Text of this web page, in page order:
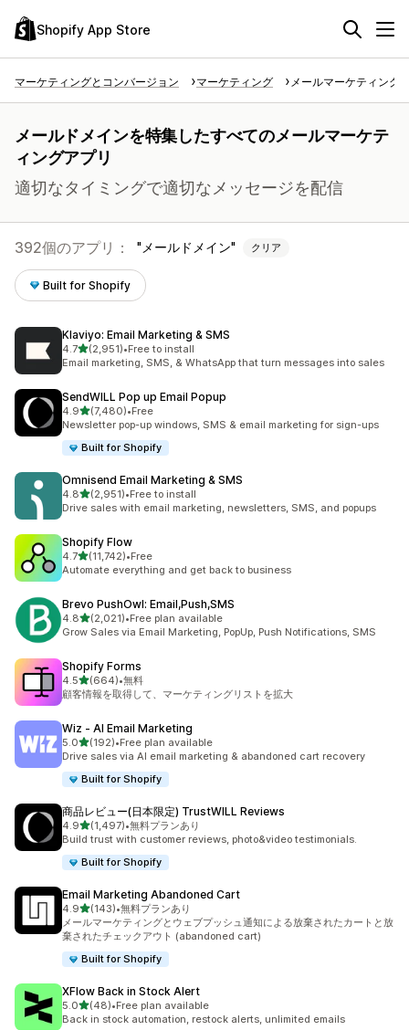
Shopify App Store
マーケティングとコンバージョン マーケティング メールマーケティング
メールドメインを特集したすべてのメールマーケテ
ィングアプリ
適切なタイミングで適切なメッセージを配信
392個のアプリ： メールドメイン クリア
Built for Shopify
Klaviyo: Email Marketing & SMS
4.75つ星中
(2,951)
合計レビュー数：2951件
•Free to install
Email marketing, SMS, & WhatsApp that turn messages into sales
SendWILL Pop up Email Popup
4.95つ星中
(7,480)
合計レビュー数：7480件
•Free
Newsletter pop-up windows, SMS & email marketing for sign-ups
Built for Shopify
Omnisend Email Marketing & SMS
4.85つ星中
(2,951)
合計レビュー数：2951件
•Free to install
Drive sales with email marketing, newsletters, SMS, and popups
Shopify Flow
4.75つ星中
(11,742)
合計レビュー数：11742件
•Free
Automate everything and get back to business
Brevo PushOwl: Email,Push,SMS
4.85つ星中
(2,021)
合計レビュー数：2021件
•Free plan available
Grow Sales via Email Marketing, PopUp, Push Notifications, SMS
Shopify Forms
4.55つ星中
(664)
合計レビュー数：664件
•無料
顧客情報を取得して、マーケティングリストを拡大
Wiz ‑ AI Email Marketing
5.05つ星中
(192)
合計レビュー数：192件
•Free plan available
Drive sales via AI email marketing & abandoned cart recovery
Built for Shopify
商品レビュー(日本限定) TrustWILL Reviews
4.95つ星中
(1,497)
合計レビュー数：1497件
•無料プランあり
Build trust with customer reviews, photo&video testimonials.
Built for Shopify
Email Marketing Abandoned Cart
4.95つ星中
(143)
合計レビュー数：143件
•無料プランあり
メールマーケティングとウェブプッシュ通知による放棄されたカートと放
棄されたチェックアウト (abandoned cart)
Built for Shopify
XFlow Back in Stock Alert
5.05つ星中
(48)
合計レビュー数：48件
•Free plan available
Back in stock automation, restock alerts, unlimited emails